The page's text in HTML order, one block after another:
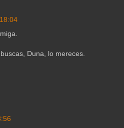
18:04
Duna, lo mereces.